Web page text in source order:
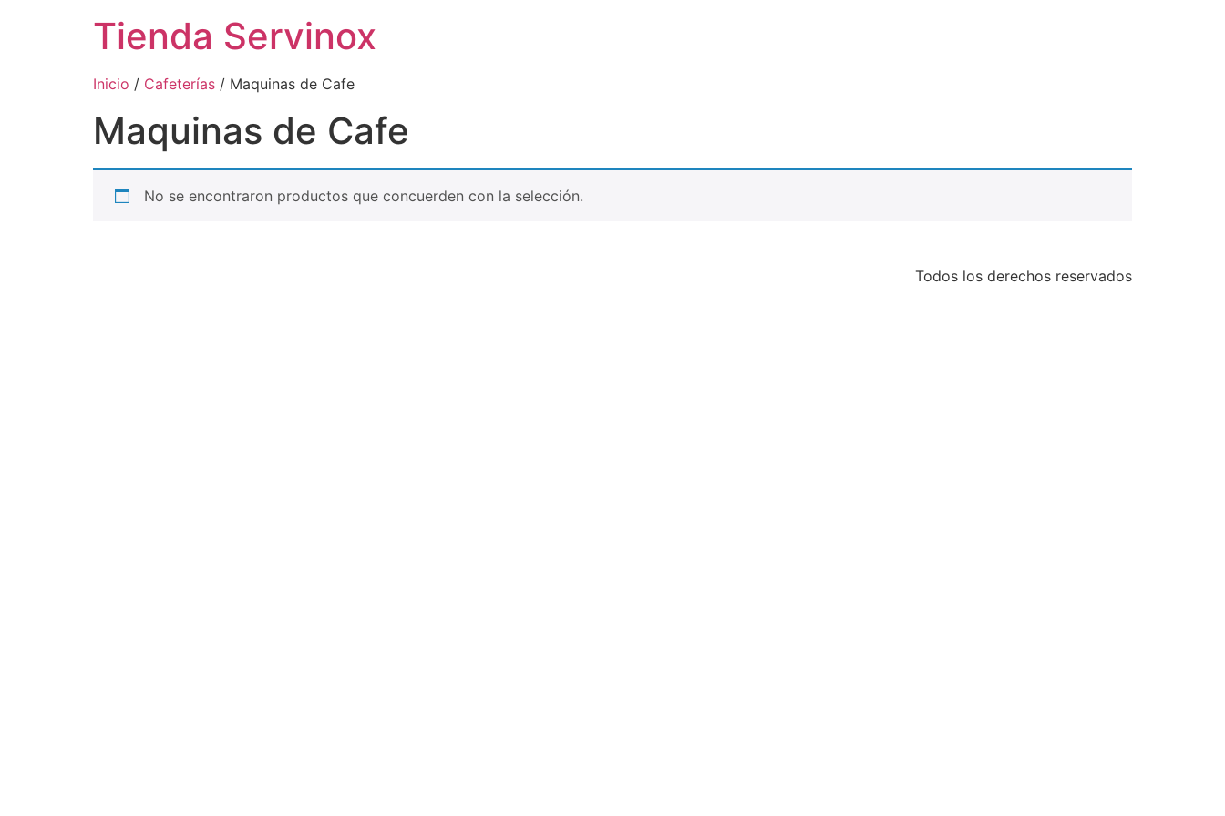
Tienda Servinox
Inicio / Cafeterías / Maquinas de Cafe
Maquinas de Cafe
No se encontraron productos que concuerden con la selección.
Todos los derechos reservados